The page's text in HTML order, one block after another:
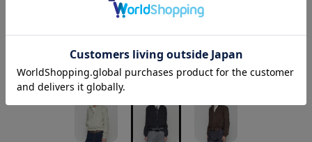
￥49,500
カラー